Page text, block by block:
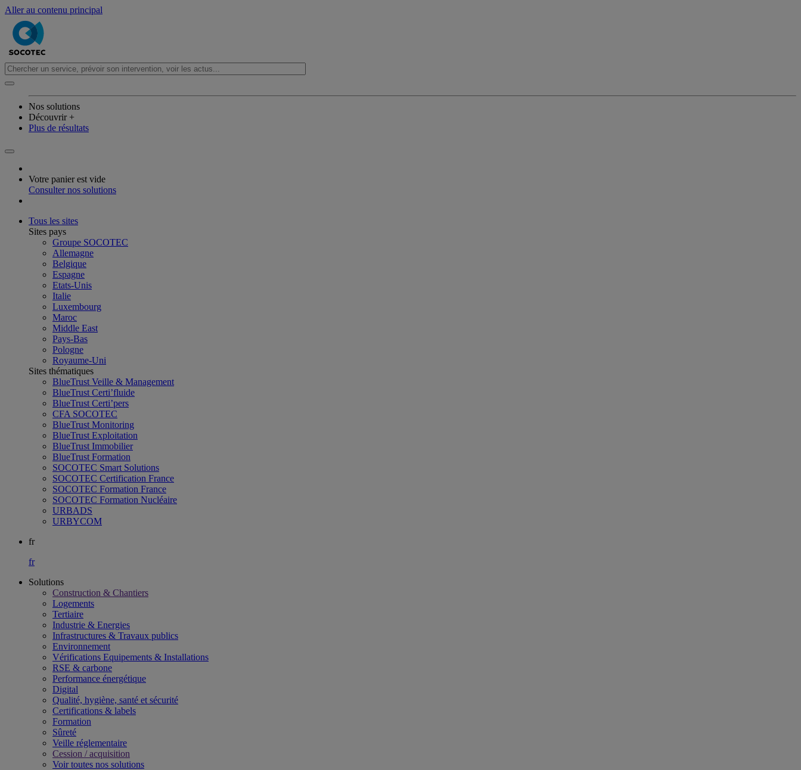
Aller au contenu principal
Nos solutions
Découvrir +
Plus de résultats
Votre panier est vide
Consulter nos solutions
Tous les sites
Sites pays
Groupe SOCOTEC
Allemagne
Belgique
Espagne
Etats-Unis
Italie
Luxembourg
Maroc
Middle East
Pays-Bas
Pologne
Royaume-Uni
Sites thématiques
BlueTrust Veille & Management
BlueTrust Certi’fluide
BlueTrust Certi’pers
CFA SOCOTEC
BlueTrust Monitoring
BlueTrust Exploitation
BlueTrust Immobilier
BlueTrust Formation
SOCOTEC Smart Solutions
SOCOTEC Certification France
SOCOTEC Formation France
SOCOTEC Formation Nucléaire
URBADS
URBYCOM
fr
fr
Solutions
Construction & Chantiers
Logements
Tertiaire​
Industrie & Energies
Infrastructures & Travaux publics​
Environnement​
Vérifications Equipements & Installations​
RSE & carbone​
Performance énergétique​
Digital
Qualité, hygiène, santé et sécurité​
Certifications & labels​
Formation​
Sûreté​
Veille réglementaire
Cession / acquisition​
Voir toutes nos solutions